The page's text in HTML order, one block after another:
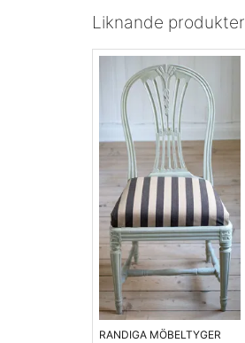
Liknande produkter
RANDIGA MÖBELTYGER